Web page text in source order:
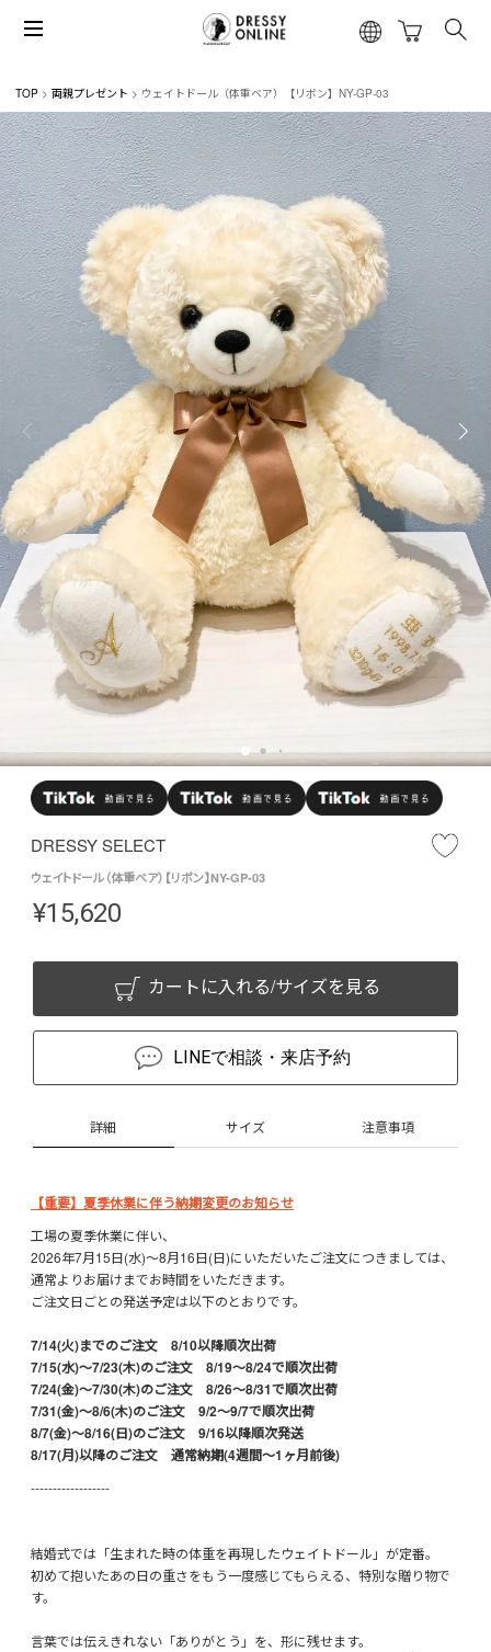
TOP 両親プレゼント ウェイトドール（体重ベア）【リボン】NY-GP-03
DRESSY SELECT
ウェイトドール（体重ベア）【リボン】NY-GP-03
¥15,620
カートに入れる/サイズを見る
LINEで相談・来店予約
詳細 サイズ 注意事項
【重要】夏季休業に伴う納期変更のお知らせ
工場の夏季休業に伴い、
2026年7月15日(水)～8月16日(日)にいただいたご注文につきましては、
通常よりお届けまでお時間をいただきます。
ご注文日ごとの発送予定は以下のとおりです。
7/14(火)までのご注文 8/10以降順次出荷
7/15(水)〜7/23(木)のご注文 8/19〜8/24で順次出荷
7/24(金)〜7/30(木)のご注文 8/26〜8/31で順次出荷
7/31(金)〜8/6(木)のご注文 9/2〜9/7で順次出荷
8/7(金)〜8/16(日)のご注文 9/16以降順次発送
8/17(月)以降のご注文 通常納期(4週間〜1ヶ月前後)
------------------
結婚式では「生まれた時の体重を再現したウェイトドール」が定番。
初めて抱いたあの日の重さをもう一度感じてもらえる、特別な贈り物で
す。
言葉では伝えきれない「ありがとう」を、形に残せます。